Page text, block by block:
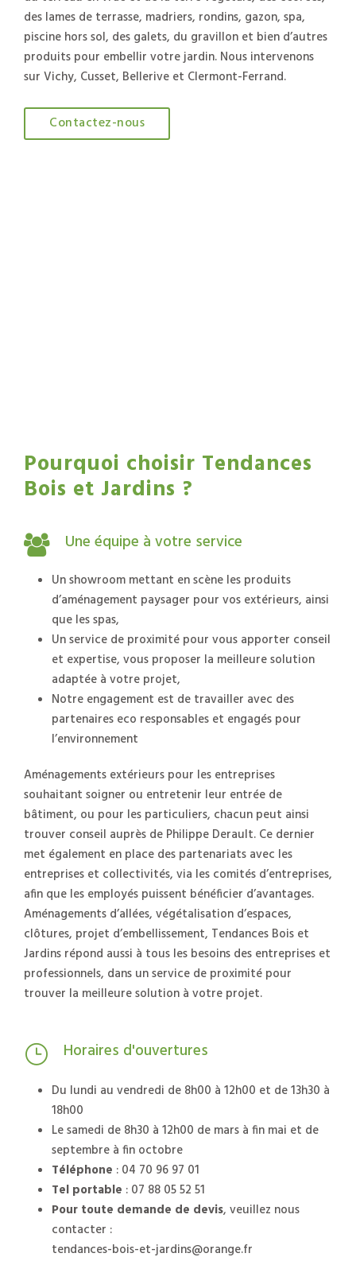
des lames de terrasse, madriers, rondins, gazon, spa,
piscine hors sol, des galets, du gravillon et bien d’autres
produits pour embellir votre jardin. Nous intervenons
sur Vichy, Cusset, Bellerive et Clermont-Ferrand.
Contactez-nous
Pourquoi choisir Tendances
Bois et Jardins ?
Une équipe à votre service
Un showroom mettant en scène les produits
d’aménagement paysager pour vos extérieurs, ainsi
que lesspas,
Un service de proximité pour vous apporter conseil
et expertise, vous proposer la meilleure solution
adaptée à votre projet,
Notre engagement est de travailler avec des
partenaires eco responsables et engagés pour
l’environnement
Aménagements extérieurs pour les entreprises
souhaitant soigner ou entretenir leur entrée de
bâtiment, ou pour les particuliers, chacun peut ainsi
trouver conseil auprès de Philippe Derault. Ce dernier
met également en place des partenariats avec les
entreprises et collectivités, via les comités d’entreprises,
afin que les employés puissent bénéficier d’avantages.
Aménagements d’allées, végétalisation d’espaces,
clôtures, projet d’embellissement, Tendances Bois et
Jardins répond aussi à tous les besoins des entreprises et
professionnels, dans un service de proximité pour
trouver la meilleure solution à votre projet.
Horaires d'ouvertures
Du lundi au vendredi de 8h00 à 12h00 et de 13h30 à
18h00
Le samedi de 8h30 à 12h00 de mars à fin mai et de
septembre à fin octobre
Téléphone : 04 70 96 97 01
Tel portable : 07 88 05 52 51
Pour toute demande de devis, veuillez nous
contacter :
tendances-bois-et-jardins@orange.fr